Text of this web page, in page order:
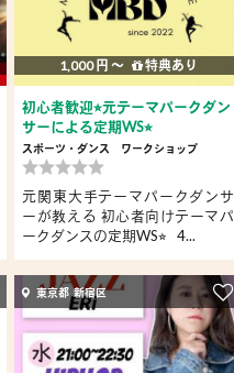
1,000 円 〜 特典あり
初心者歓迎⭐︎元テーマパークダン
サーによる定期WS⭐︎
スポーツ・ダンス ワークショップ
元関東大手テーマパークダンサ
ーが教える 初心者向けテーマパ
ークダンスの定期WS⭐︎ 4...
東京都 新宿区